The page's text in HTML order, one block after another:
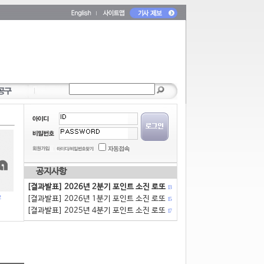
공지사항
[결과발표] 2026년 2분기 포인트 소진 로또 13
[결과발표] 2026년 1분기 포인트 소진 로또 15
[결과발표] 2025년 4분기 포인트 소진 로또 17